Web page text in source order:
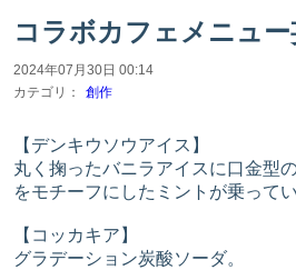
コラボカフェメニュー
2024年07月30日 00:14
カテゴリ：
創作
【デンキウソウアイス】
丸く掬ったバニラアイスに口金型
をモチーフにしたミントが乗ってい
【コッカキア】
グラデーション炭酸ソーダ。